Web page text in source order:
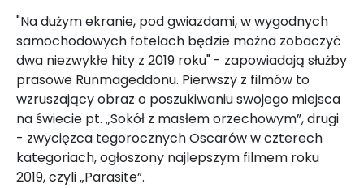
"Na dużym ekranie, pod gwiazdami, w wygodnych
samochodowych fotelach będzie można zobaczyć
dwa niezwykłe hity z 2019 roku" - zapowiadają służby
prasowe Runmageddonu. Pierwszy z filmów to
wzruszający obraz o poszukiwaniu swojego miejsca
na świecie pt. „Sokół z masłem orzechowym”, drugi
- zwycięzca tegorocznych Oscarów w czterech
kategoriach, ogłoszony najlepszym filmem roku
2019, czyli „Parasite”.